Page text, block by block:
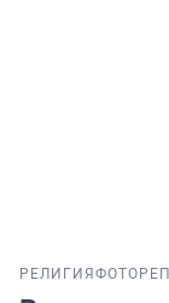
РЕЛИГИЯ